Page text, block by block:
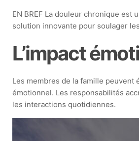
EN BREF La douleur chronique
solution innovante pour soulager
L’impact
Les membres de la famille
émotionnel. Les responsabilités
les interactions quotidiennes.